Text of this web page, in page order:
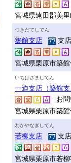
宮城県遠田郡美
つきだてしてん
築館支店
支
宮城県栗原市築
いちはざましてん
一迫支店（築館支
お問
宮城県栗原市築
わかやなぎしてん
若柳支店
支
宮城県栗原市若